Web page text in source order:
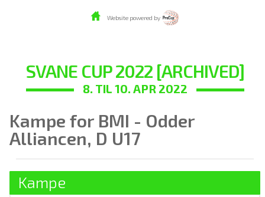
Website powered by
SVANE CUP 2022 [ARCHIVED]
8. TIL 10. APR 2022
Kampe for BMI - Odder
Alliancen, D U17
Kampe